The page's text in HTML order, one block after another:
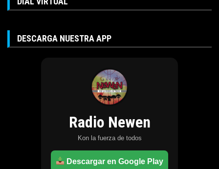
DESCARGA NUESTRA APP
Radio Newen
Kon la fuerza de todos
Descargar en Google Play